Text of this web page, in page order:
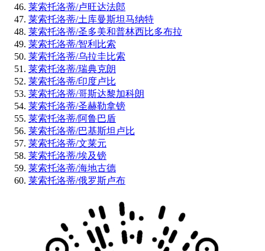
莱索托洛蒂/卢旺达法郎
莱索托洛蒂/土库曼斯坦马纳特
莱索托洛蒂/圣多美和普林西比多布拉
莱索托洛蒂/智利比索
莱索托洛蒂/乌拉圭比索
莱索托洛蒂/瑞典克朗
莱索托洛蒂/印度卢比
莱索托洛蒂/哥斯达黎加科朗
莱索托洛蒂/圣赫勒拿镑
莱索托洛蒂/阿鲁巴盾
莱索托洛蒂/巴基斯坦卢比
莱索托洛蒂/文莱元
莱索托洛蒂/埃及镑
莱索托洛蒂/海地古德
莱索托洛蒂/俄罗斯卢布